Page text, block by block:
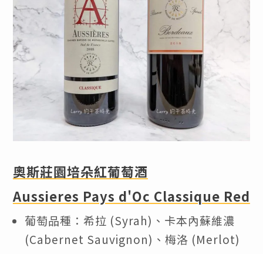
奧斯莊園培朵紅葡萄酒
Aussieres Pays d'Oc Classique Red
葡萄品種：希拉 (Syrah)、卡本內蘇維濃
(Cabernet Sauvignon)、梅洛 (Merlot)